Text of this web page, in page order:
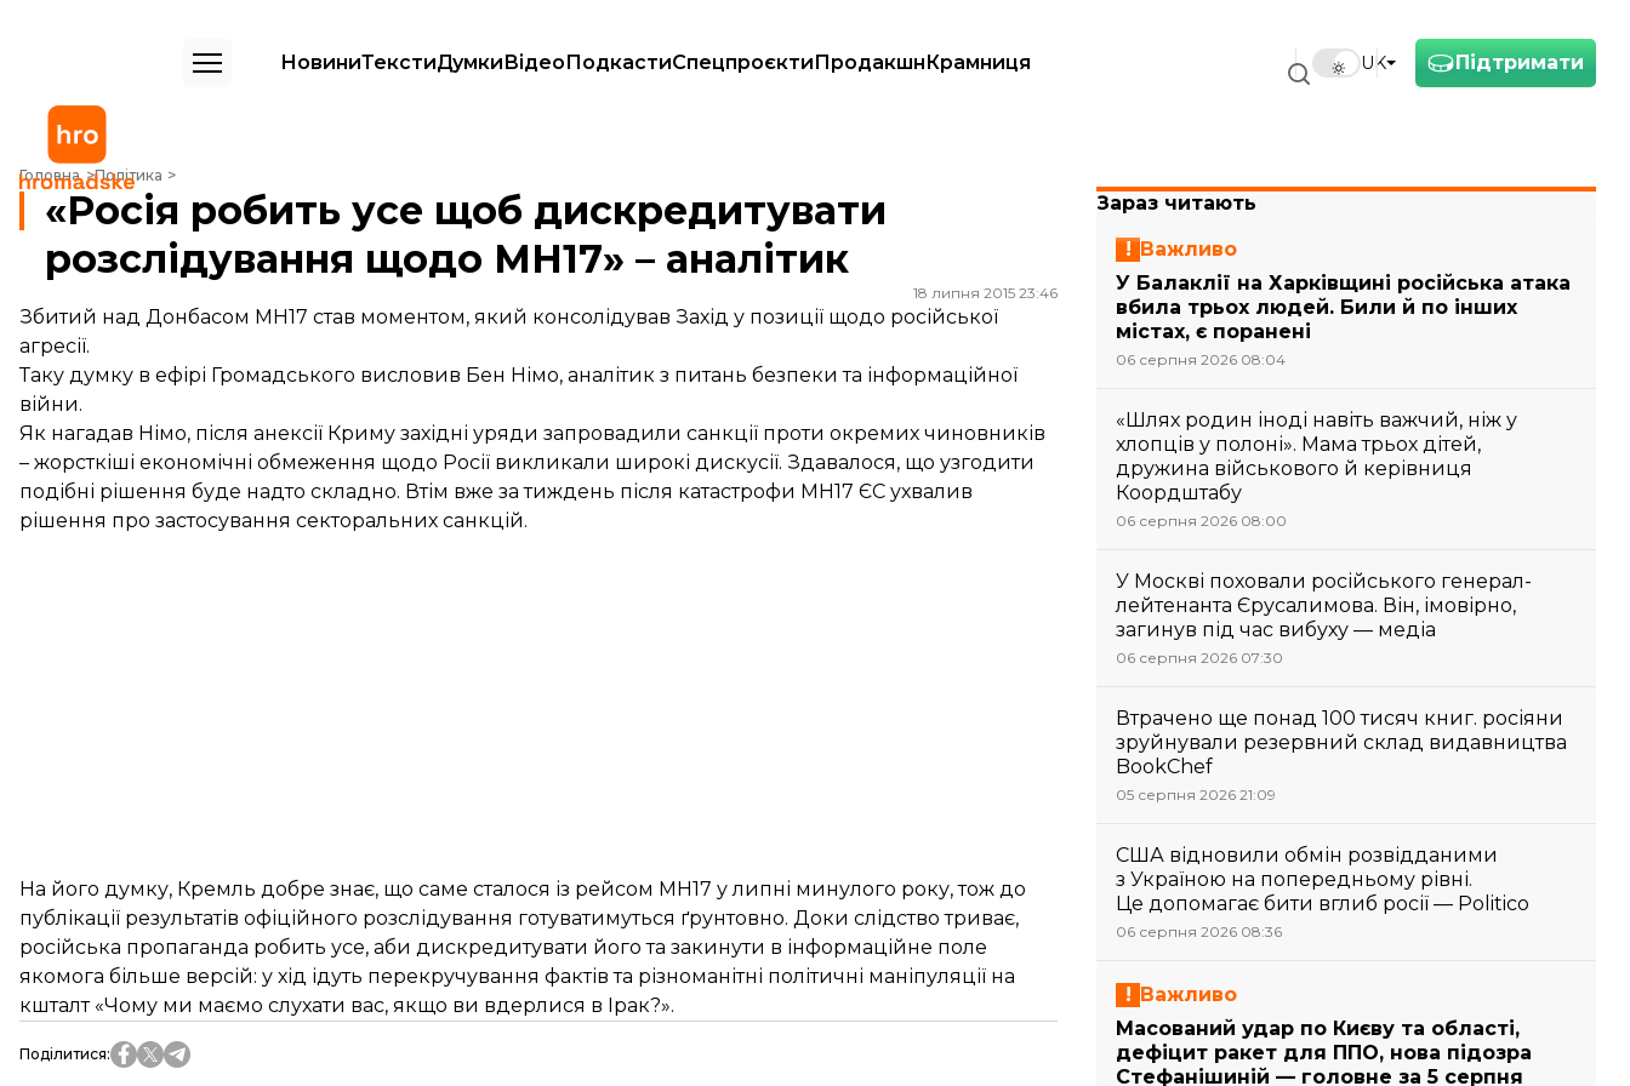
Підтримати
UK
НовиниТекстиДумкиВідеоПодкастиСпецпроєктиПродакшнКрамниця
Головна Політика
«Росія робить усе щоб дискредитувати розслідування щодо МН17» – аналітик
«Росія робить усе щоб дискредитувати
розслідування щодо МН17» – аналітик
18 липня 2015 23:46
Збитий над Донбасом МН17 став моментом, який консолідував Захід у позиції щодо російської
агресії.
Таку думку в ефірі Громадського висловив Бен Німо, аналітик з питань безпеки та інформаційної
війни.
Як нагадав Німо, після анексії Криму західні уряди запровадили санкції проти окремих чиновників
– жорсткіші економічні обмеження щодо Росії викликали широкі дискусії. Здавалося, що узгодити
подібні рішення буде надто складно. Втім вже за тиждень після катастрофи МН17 ЄС ухвалив
рішення про застосування секторальних санкцій.
На його думку, Кремль добре знає, що саме сталося із рейсом МН17 у липні минулого року, тож до
публікації результатів офіційного розслідування готуватимуться ґрунтовно. Доки слідство триває,
російська пропаганда робить усе, аби дискредитувати його та закинути в інформаційне поле
якомога більше версій: у хід ідуть перекручування фактів та різноманітні політичні маніпуляції на
кшталт «Чому ми маємо слухати вас, якщо ви вдерлися в Ірак?».
Поділитися:
Зараз читають
Важливо
У Балаклії на Харківщині російська атака
вбила трьох людей. Били й по інших
містах, є поранені
06 серпня 2026 08:04
«Шлях родин іноді навіть важчий, ніж у
хлопців у полоні». Мама трьох дітей,
дружина військового й керівниця
Коордштабу
06 серпня 2026 08:00
У Москві поховали російського генерал-
лейтенанта Єрусалимова. Він, імовірно,
загинув під час вибуху — медіа
06 серпня 2026 07:30
Втрачено ще понад 100 тисяч книг. росіяни
зруйнували резервний склад видавництва
BookChef
05 серпня 2026 21:09
США відновили обмін розвідданими
з Україною на попередньому рівні.
Це допомагає бити вглиб росії — Politico
06 серпня 2026 08:36
Важливо
Масований удар по Києву та області,
дефіцит ракет для ППО, нова підозра
Стефанішиній — головне за 5 серпня